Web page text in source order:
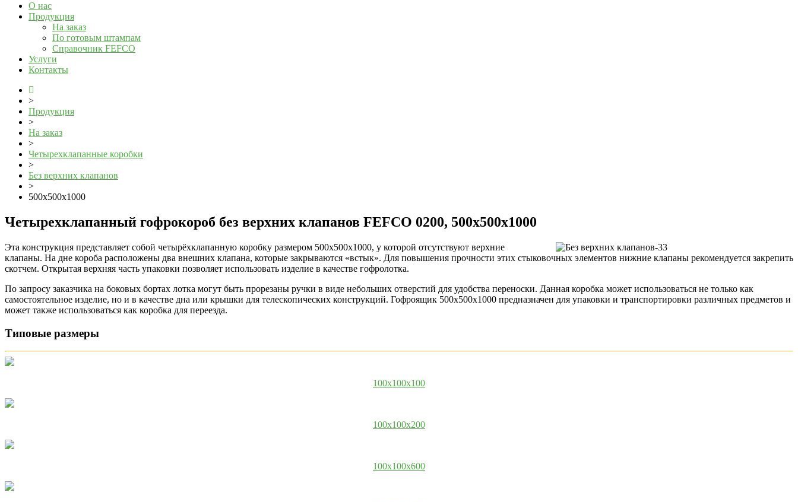
О нас
Продукция
На заказ
По готовым штампам
Справочник FEFCO
Услуги
Контакты
>
Продукция
>
На заказ
>
Четырехклапанные коробки
>
Без верхних клапанов
>
500x500x1000
Четырехклапанный гофрокороб без верхних клапанов FEFCO 0200, 500x500x1000
Эта конструкция представляет собой четырёхклапанную коробку размером 500х500х1000, у которой отсутствуют верхние
клапаны. На дне короба расположены два внешних клапана, которые закрываются «встык». Для повышения прочности этих стыковочных элементов нижние клапаны рекомендуется закрепить
скотчем. Открытая верхняя часть упаковки позволяет использовать изделие в качестве гофролотка.
По запросу заказчика на боковых бортах лотка могут быть прорезаны ручки в виде небольших отверстий для удобства переноски. Данная коробка может использоваться не только как
самостоятельное изделие, но и в качестве дна или крышки для телескопических конструкций. Гофроящик 500х500х1000 предназначен для упаковки и транспортировки различных предметов и
может также использоваться как коробка для переезда.
Типовые размеры
100x100x100
100x100x200
100x100x600